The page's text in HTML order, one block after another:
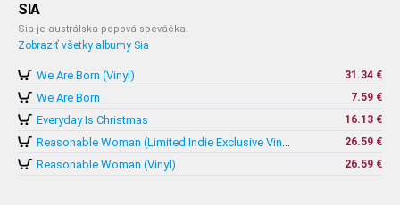
SIA
Sia je austrálska popová speváčka.
Zobraziť všetky albumy Sia
We Are Born (Vinyl) 31.34 €
We Are Born 7.59 €
Everyday Is Christmas
16.13 €
Reasonable Woman (Limited Indie Exclusive Vinyl)
26.59 €
Reasonable Woman (Vinyl) 26.59 €